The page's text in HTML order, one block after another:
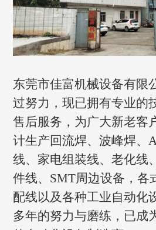
东莞市佳富机械设备有限
过努力，现已拥有专业的
售后服务，为广大新老客
计生产回流焊、波峰焊、
线、家电组装线、老化线
件线、SMT周边设备，各
配线以及各种工业自动化
多年的努力与磨练，已成